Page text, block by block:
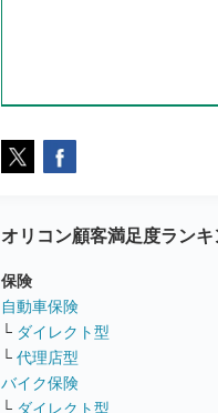
オリコン顧客満足度ランキ
保険
自動車保険
└ ダイレクト型
└ 代理店型
バイク保険
└ ダイレクト型